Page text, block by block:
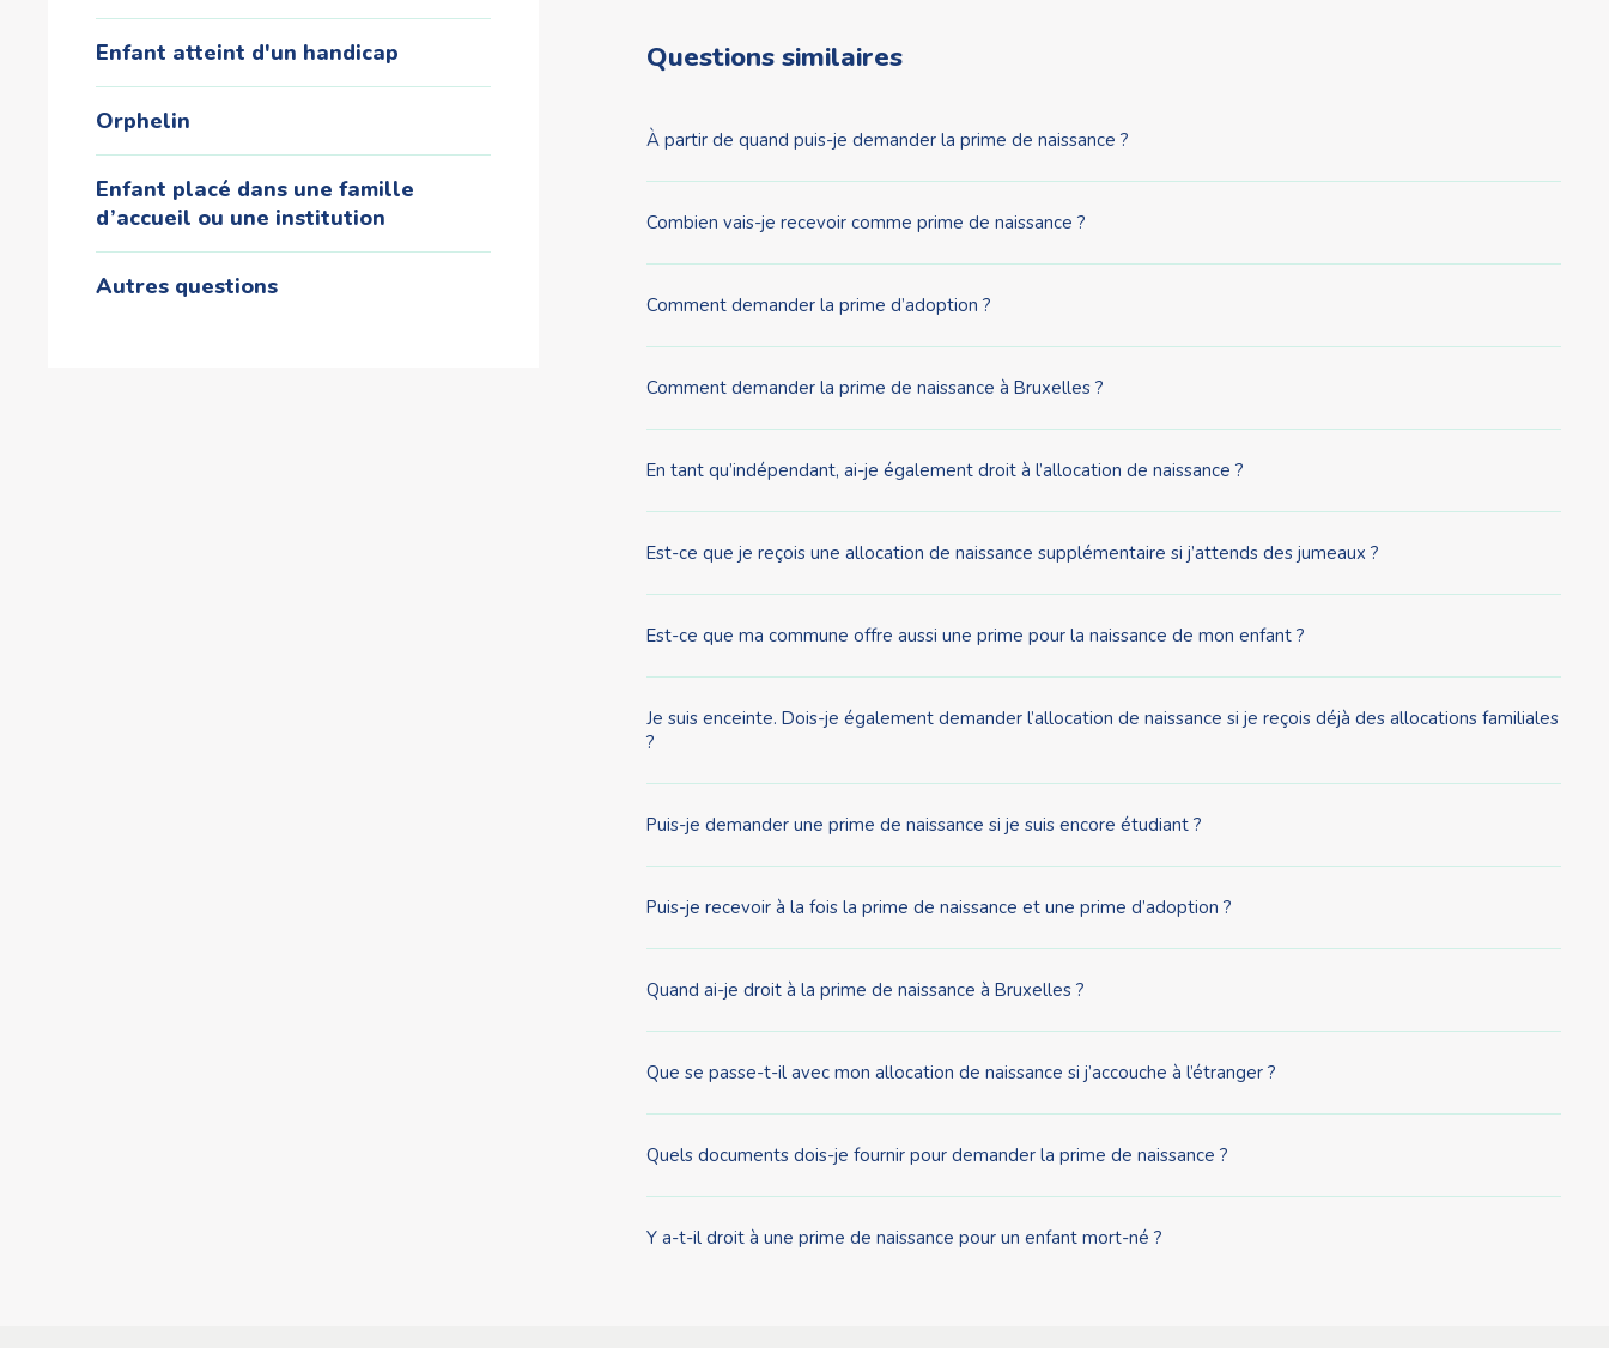
Enfant atteint d'un handicap
Orphelin
Enfant placé dans une famille
d’accueil ou une institution
Autres questions
Questions similaires
À partir de quand puis-je demander la prime de naissance ?
Combien vais-je recevoir comme prime de naissance ?
Comment demander la prime d’adoption ?
Comment demander la prime de naissance à Bruxelles ?
En tant qu’indépendant, ai-je également droit à l’allocation de naissance ?
Est-ce que je reçois une allocation de naissance supplémentaire si j’attends des jumeaux ?
Est-ce que ma commune offre aussi une prime pour la naissance de mon enfant ?
Je suis enceinte. Dois-je également demander l’allocation de naissance si je reçois déjà des allocations familiales
?
Puis-je demander une prime de naissance si je suis encore étudiant ?
Puis-je recevoir à la fois la prime de naissance et une prime d’adoption ?
Quand ai-je droit à la prime de naissance à Bruxelles ?
Que se passe-t-il avec mon allocation de naissance si j’accouche à l’étranger ?
Quels documents dois-je fournir pour demander la prime de naissance ?
Y a-t-il droit à une prime de naissance pour un enfant mort-né ?